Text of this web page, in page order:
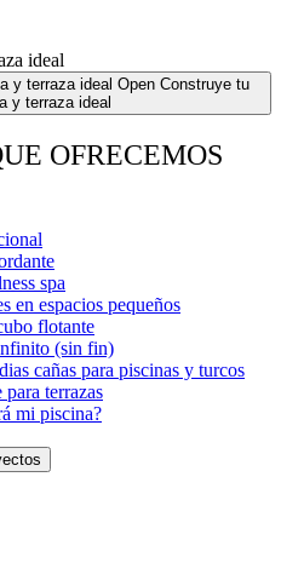
ideal
y terraza ideal Open Construye tu
y terraza ideal
OFRECEMOS
spa
en espacios pequeños
flotante
(sin fin)
cañas para piscinas y turcos
para terrazas
mi piscina?